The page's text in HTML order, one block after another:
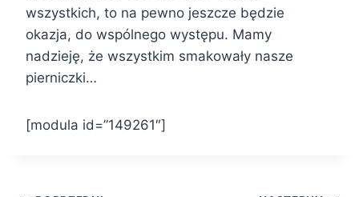
wszystkich, to na pewno jeszcze będzie
okazja, do wspólnego występu. Mamy
nadzieję, że wszystkim smakowały nasze
pierniczki…
[modula id=”149261″]